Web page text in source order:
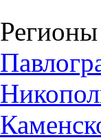
Регионы